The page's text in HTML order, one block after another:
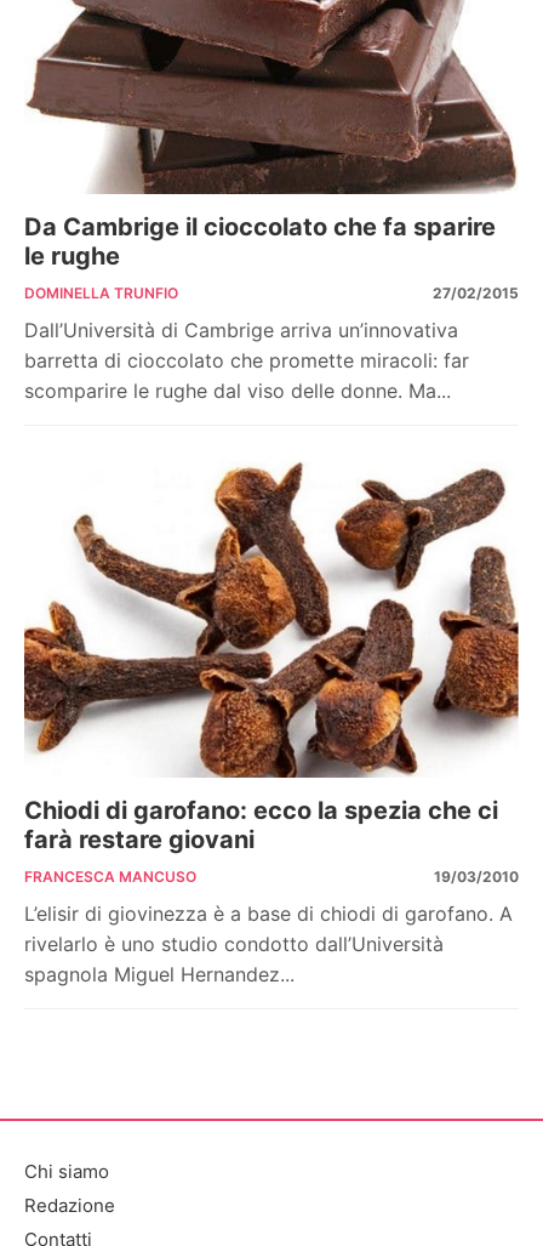
Da Cambrige il cioccolato che fa sparire
le rughe
DOMINELLA TRUNFIO 27/02/2015
Dall’Università di Cambrige arriva un’innovativa
barretta di cioccolato che promette miracoli: far
scomparire le rughe dal viso delle donne. Ma...
Chiodi di garofano: ecco la spezia che ci
farà restare giovani
FRANCESCA MANCUSO 19/03/2010
L’elisir di giovinezza è a base di chiodi di garofano. A
rivelarlo è uno studio condotto dall’Università
spagnola Miguel Hernandez...
Chi siamo
Redazione
Contatti